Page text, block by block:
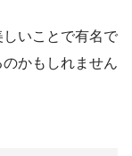
いことで有名で
かもしれません